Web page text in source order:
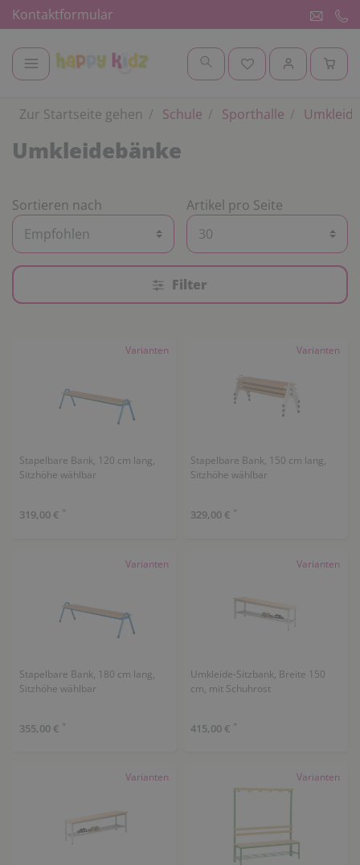
Kontaktformular
Zur Startseite gehen Schule Sporthalle
Umkleidebänke
Sortieren nach Artikel pro Seite
Filter
Varianten
Stapelbare Bank, 120 cm lang,
Sitzhöhe wählbar
319,00 € *
Varianten
Stapelbare Bank, 150 cm lang,
Sitzhöhe wählbar
329,00 € *
Varianten
Stapelbare Bank, 180 cm lang,
Sitzhöhe wählbar
355,00 € *
Varianten
Umkleide-Sitzbank, Breite 150
cm, mit Schuhrost
415,00 € *
Varianten Varianten